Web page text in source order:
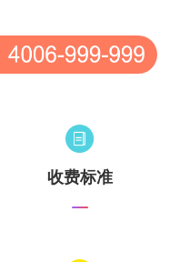
收费标准